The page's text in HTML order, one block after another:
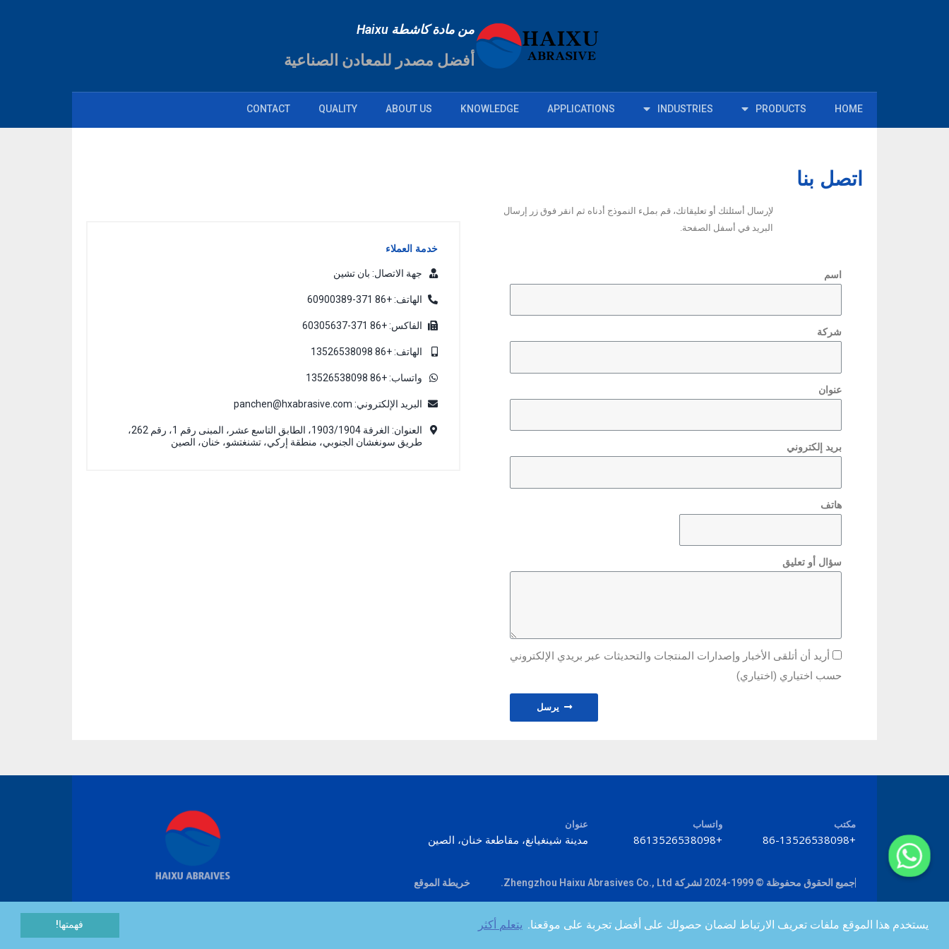
يستخدم هذا الموقع ملفات تعريف الارتباط لضمان حصولك على أفضل تجربة على موقعنا. يتعلم أكثر فهمتها!
من مادة كاشطة Haixu
أفضل مصدر للمعادن الصناعية
HOME
PRODUCTS
INDUSTRIES
APPLICATIONS
KNOWLEDGE
ABOUT US
QUALITY
CONTACT
اتصل بنا
لإرسال أسئلتك أو تعليقاتك، قم بملء النموذج أدناه ثم انقر فوق زر إرسال
البريد في أسفل الصفحة.
اسم
شركة
عنوان
بريد إلكتروني
هاتف
سؤال أو تعليق
أريد أن أتلقى الأخبار وإصدارات المنتجات والتحديثات عبر بريدي الإلكتروني
حسب اختياري (اختياري)
يرسل
خدمة العملاء
جهة الاتصال: بان تشين
الهاتف: +86 371-60900389
الفاكس: +86 371-60305637
الهاتف: +86 13526538098
واتساب: +86 13526538098
البريد الإلكتروني: panchen@hxabrasive.com
العنوان: الغرفة 1903/1904، الطابق التاسع عشر، المبنى رقم 1، رقم 262،
طريق سونغشان الجنوبي، منطقة إركي، تشنغتشو، خنان، الصين
مكتب
+86-13526538098
واتساب
+8613526538098
عنوان
مدينة شينغيانغ، مقاطعة خنان، الصين
جميع الحقوق محفوظة © 1999-2024 لشركة Zhengzhou Haixu Abrasives Co., Ltd. خريطة الموقع